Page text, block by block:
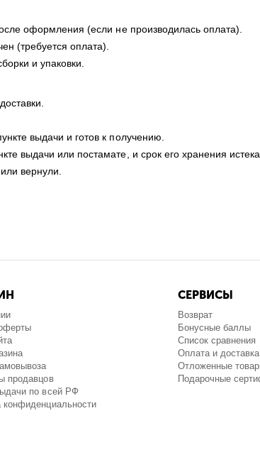
оформления (если не производилась оплата).
(требуется оплата).
и упаковки.
выдачи и готов к получению.
выдачи или постамате, и срок его хранения
вернули.
продавцов
по всей РФ
конфиденциальности
СЕРВИСЫ
Возврат
Бонусные баллы
Список сравнения
Оплата и доставка
Отложенные
Подарочные